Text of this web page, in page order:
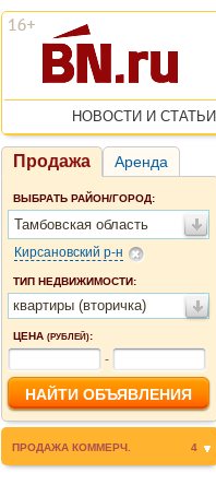
НОВОСТИ И СТАТЬИ
Продажа Аренда
ВЫБРАТЬ РАЙОН/ГОРОД:
Тамбовская область
Кирсановский р-н
ТИП НЕДВИЖИМОСТИ:
квартиры (вторичка)
ЦЕНА (РУБЛЕЙ):
-
ПРОДАЖА КОММЕРЧ. 4